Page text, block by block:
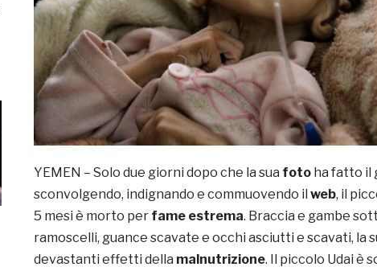
YEMEN – Solo due giorni dopo che la sua foto ha fatto il
sconvolgendo, indignando e commuovendo il web, il
5 mesi è morto per fame estrema. Braccia e gambe
ramoscelli, guance scavate e occhi asciutti e scavati, la
devastanti effetti della malnutrizione. Il piccolo Udai è